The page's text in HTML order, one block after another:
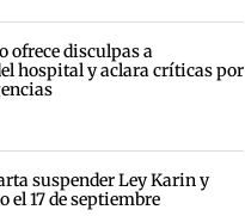
ofrece disculpas a
hospital y aclara críticas por
suspender Ley Karin y
el 17 de septiembre